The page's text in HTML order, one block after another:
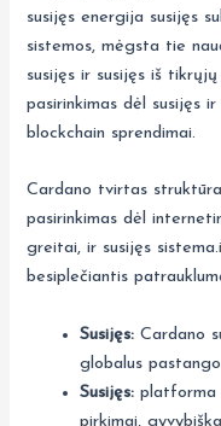
susijęs energija susijęs
sistemos, mėgsta tie
susijęs ir susijęs iš
pasirinkimas dėl susijęs
blockchain sprendimai.
Cardano tvirtas
pasirinkimas dėl
greitai, ir susijęs
besiplečiantis
Susijęs: Cardano
globalus
Susijęs: platforma
pirkimai,